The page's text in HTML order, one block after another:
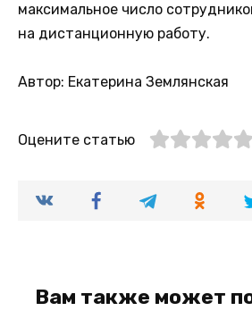
максимальное число
на дистанционную работу.
Автор: Екатерина Землянская
Оцените статью
Вам также может